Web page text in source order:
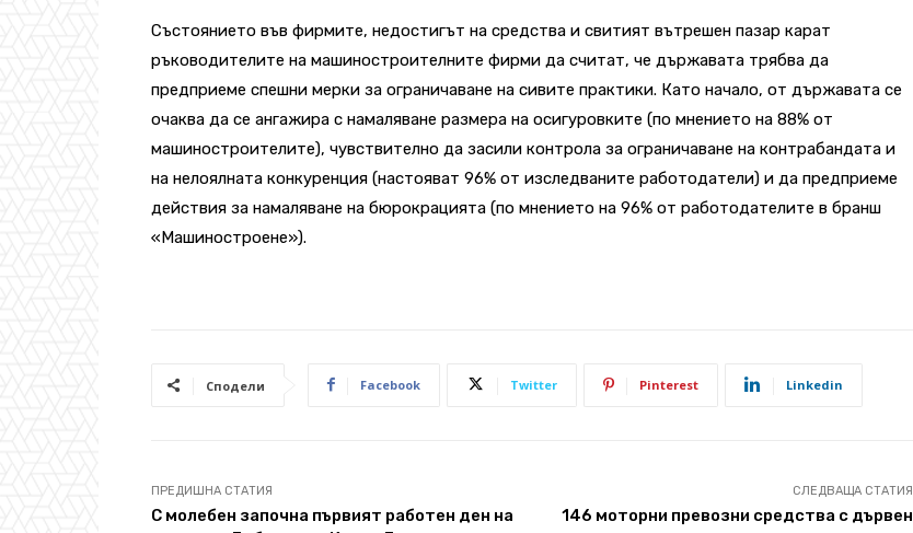
Състоянието във фирмите, недостигът на средства и свитият вътрешен пазар карат
ръководителите на машиностроителните фирми да считат, че държавата трябва да
предприеме спешни мерки за ограничаване на сивите практики. Като начало, от държавата се
очаква да се ангажира с намаляване размера на осигуровките (по мнението на 88% от
машиностроителите), чувствително да засили контрола за ограничаване на контрабандата и
на нелоялната конкуренция (настояват 96% от изследваните работодатели) и да предприеме
действия за намаляване на бюрокрацията (по мнението на 96% от работодателите в бранш
«Машиностроене»).
Сподели Facebook Twitter Pinterest Linkedin
ПРЕДИШНА СТАТИЯ
С молебен започна първият работен ден на
СЛЕДВАЩА СТАТИЯ
146 моторни превозни средства с дървен